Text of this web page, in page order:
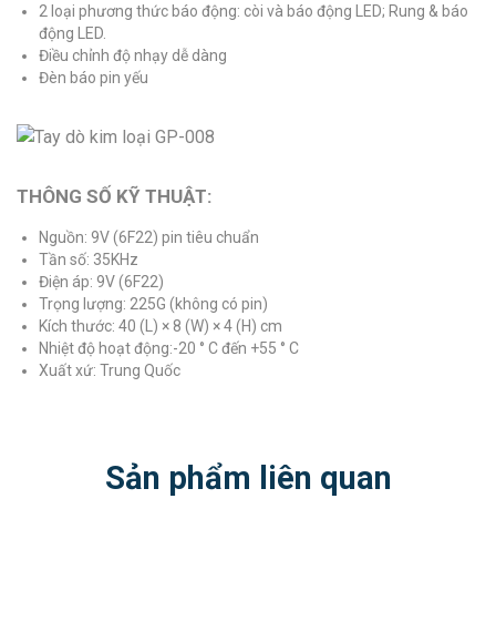
2 loại phương thức báo động: còi và báo động LED; Rung & báo
động LED.
Điều chỉnh độ nhạy dễ dàng
Đèn báo pin yếu
THÔNG SỐ KỸ THUẬT:
Nguồn: 9V (6F22) pin tiêu chuẩn
Tần số: 35KHz
Điện áp: 9V (6F22)
Trọng lượng: 225G (không có pin)
Kích thước: 40 (L) × 8 (W) × 4 (H) cm
Nhiệt độ hoạt động:-20 ° C đến +55 ° C
Xuất xứ: Trung Quốc
Sản phẩm liên quan